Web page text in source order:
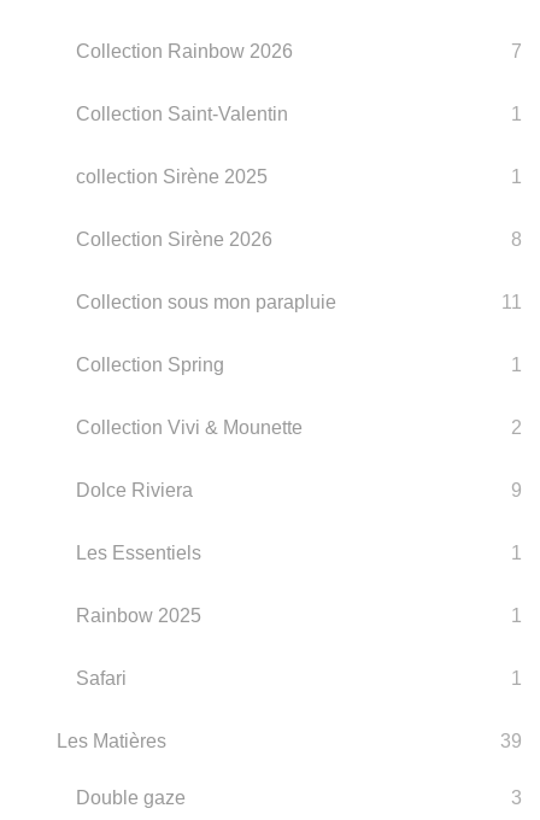
Collection Rainbow 2026 7
Collection Saint-Valentin 1
collection Sirène 2025 1
Collection Sirène 2026 8
Collection sous mon parapluie 11
Collection Spring 1
Collection Vivi & Mounette 2
Dolce Riviera 9
Les Essentiels 1
Rainbow 2025 1
Safari 1
Les Matières 39
Double gaze 3